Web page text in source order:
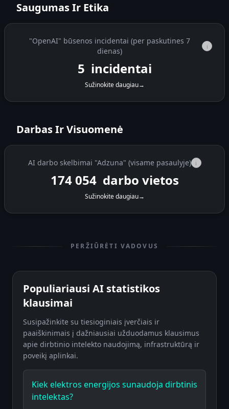
Saugumas Ir Etika
"OpenAI" būsenos incidentai (per paskutines 7
dienas)
i
5 incidentai
Sužinokite daugiau→
Darbas Ir Visuomenė
AI darbo skelbimai "Adzuna" (visame pasaulyje) i
174 054 darbo vietos
Sužinokite daugiau→
PERŽIŪRĖTI VADOVUS
Populiariausi AI statistikos
klausimai
Susipažinkite su tiesioginiais įverčiais ir
paaiškinimais į dažniausiai užduodamus klausimus
apie dirbtinio intelekto naudojimą, infrastruktūrą ir
poveikį aplinkai.
Kiek elektros energijos sunaudoja dirbtinis
intelektas?